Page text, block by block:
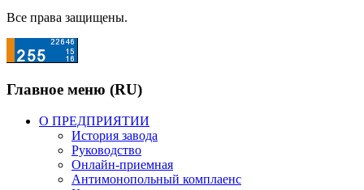
Все права защищены.
Главное меню (RU)
О ПРЕДПРИЯТИИ
История завода
Руководство
Онлайн-приемная
Антимонопольный комплаенс